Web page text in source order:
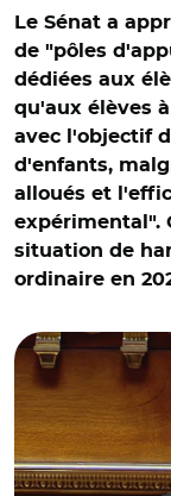
Le Sénat a
de "pôles
dédiées aux
qu'aux élèves à
avec l'objectif
d'enfants,
alloués et
expérimental".
situation de
ordinaire en